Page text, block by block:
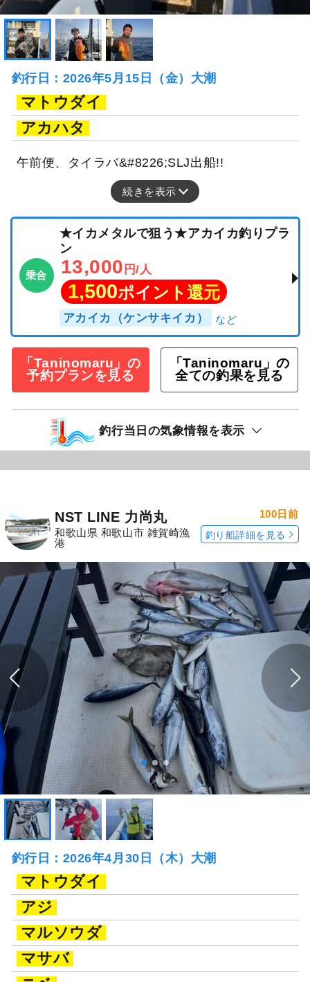
釣行日：2026年5月15日（金）大潮
マトウダイ
アカハタ
午前便、タイラバ&#8226;SLJ出船!!
続きを表示
乗合
★イカメタルで狙う★アカイカ釣りプラ
ン
13,000 円/人
1,500ポイント還元
アカイカ（ケンサキイカ）
「Taninomaru」の
予約プランを見る
「Taninomaru」の
全ての釣果を見る
釣行当日の気象情報を表示
NST LINE 力尚丸
和歌山県 和歌山市 雑賀崎漁
港
100日前
釣り船詳細を見る
釣行日：2026年4月30日（木）大潮
マトウダイ
アジ
マルソウダ
マサバ